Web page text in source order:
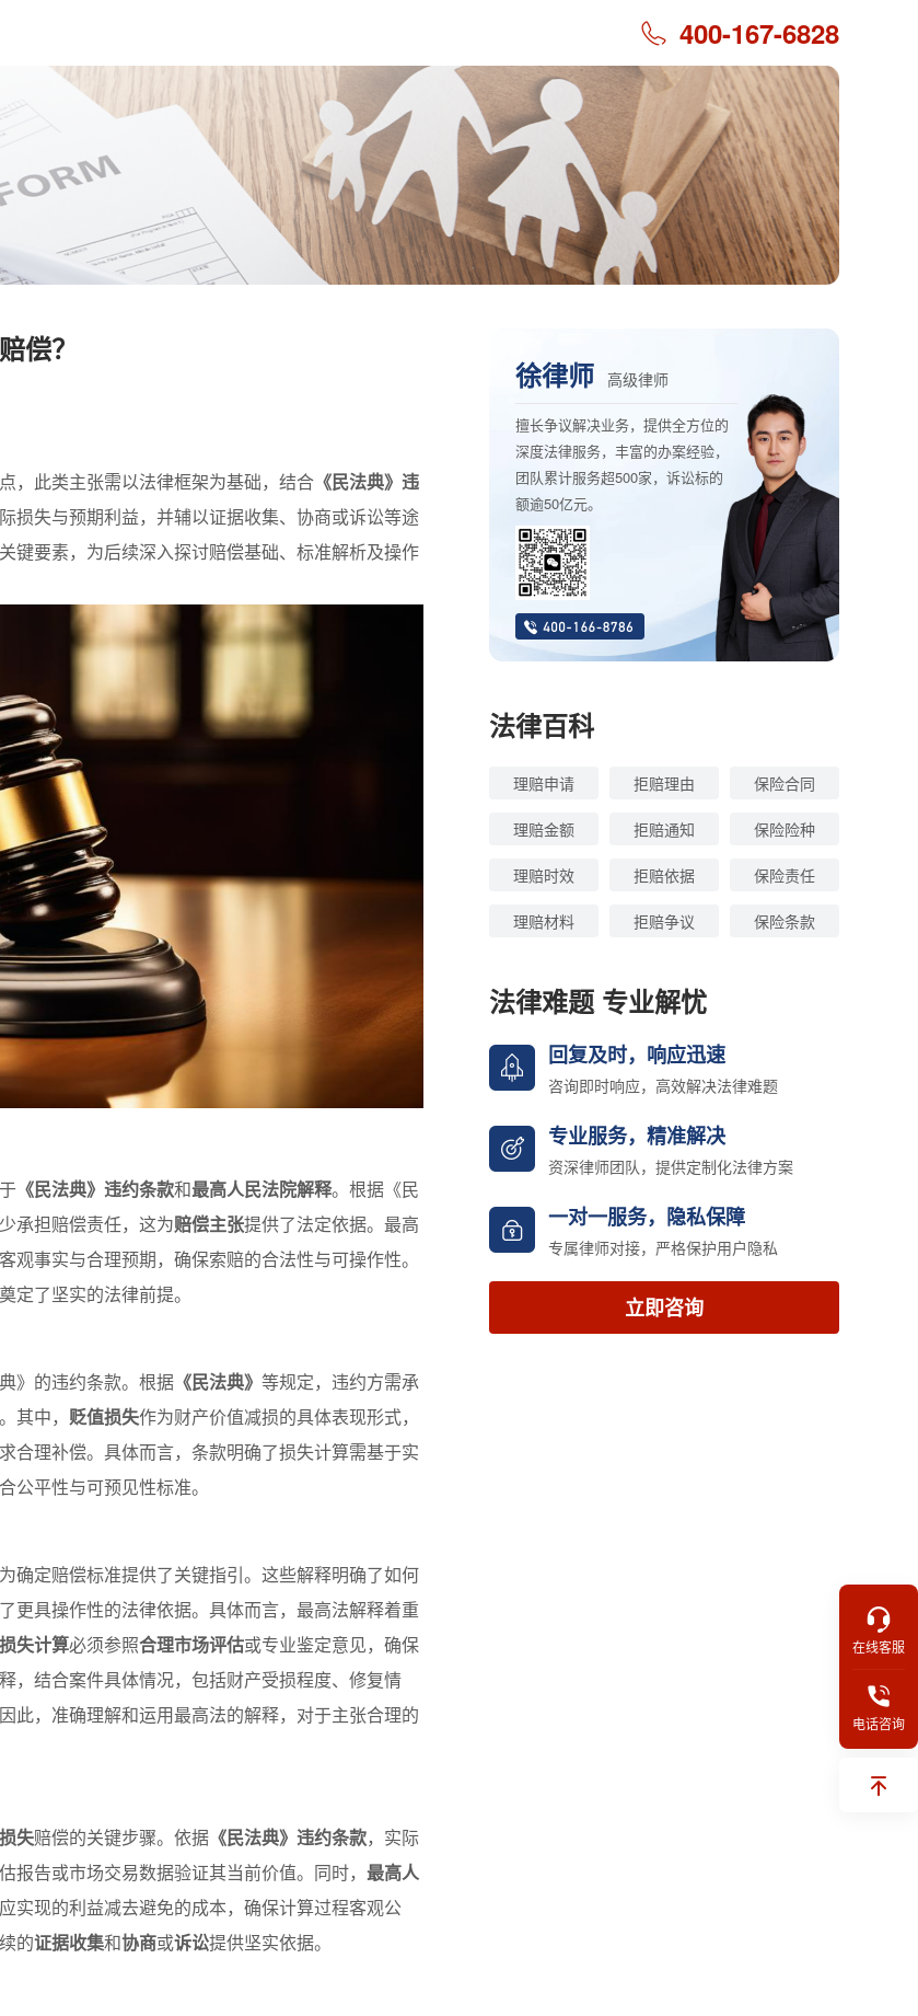
400-167-6828
偿？
，此类主张需以法律框架为基础，结合 《民法典》违
损失与预期利益，并辅以证据收集、协商或诉讼等途
键要素，为后续深入探讨赔偿基础、标准解析及操作
《民法典》违约条款和最高人民法院解释。根据《民
承担赔偿责任，这为赔偿主张提供了法定依据。最高
事实与合理预期，确保索赔的合法性与可操作性。
定了坚实的法律前提。
》的违约条款。根据 《民法典》 等规定，违约方需承
其中， 贬值损失作为财产价值减损的具体表现形式，
合理补偿。具体而言，条款明确了损失计算需基于实
公平性与可预见性标准。
确定赔偿标准提供了关键指引。这些解释明确了如何
更具操作性的法律依据。具体而言，最高法解释着重
损失计算必须参照合理市场评估或专业鉴定意见，确保
，结合案件具体情况，包括财产受损程度、修复情
此，准确理解和运用最高法的解释，对于主张合理的
失赔偿的关键步骤。依据 《民法典》违约条款，实际
告或市场交易数据验证其当前价值。同时， 最高人
实现的利益减去避免的成本，确保计算过程客观公
的证据收集和协商或诉讼提供坚实依据。
徐律师 高级律师
擅长争议解决业务，提供全方位的
深度法律服务，丰富的办案经验，
团队累计服务超500家，诉讼标的
额逾50亿元。
法律百科
理赔申请 拒赔理由 保险合同
理赔金额 拒赔通知 保险险种
理赔时效 拒赔依据 保险责任
理赔材料 拒赔争议 保险条款
法律难题 专业解忧
回复及时，响应迅速
咨询即时响应，高效解决法律难题
专业服务，精准解决
资深律师团队，提供定制化法律方案
一对一服务，隐私保障
专属律师对接，严格保护用户隐私
立即咨询
在线客服
电话咨询